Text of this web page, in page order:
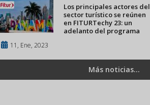
Los principales actores del
sector turístico se reúnen
en FITURTechy 23: un
adelanto del programa
11, Ene, 2023
Más noticias...